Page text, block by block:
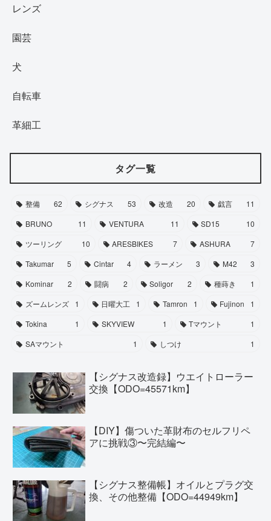
レンズ
園芸
犬
自転車
革細工
タグ一覧
整備 62 シグナス 53 改造 20 戯言
11
BRUNO
11 VENTURA 11 SD15
10
ツーリング
10 ARESBIKES 7 ASHURA
7
Takumar
5 Cintar 4 ラーメン 3 M42
3
Kominar
2 闘病 2 Soligor 2 種蒔き
1
ズームレンズ
1 日曜大工 1 Tamron 1 Fujinon
1
Tokina
1 SKYVIEW 1 Tマウント
1
SAマウント
1 しつけ 1
【シグナス改造録】ウエイトローラー
交換【ODO=45571km】
【DIY】傷ついた革財布のセルフリペ
アに挑戦③〜完結編〜
【シグナス整備帳】オイルとプラグ交
換、その他整備【ODO=44949km】